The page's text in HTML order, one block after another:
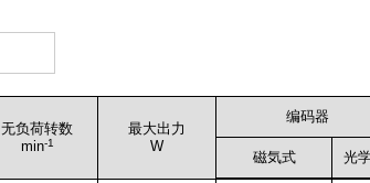
无负荷转数
min-1
最大出力
W
编码器
磁気式 光